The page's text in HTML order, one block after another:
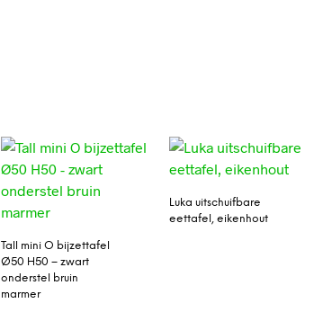
Tall mini O bijzettafel
Ø50 H50 – zwart
onderstel bruin
marmer
Luka uitschuifbare
eettafel, eikenhout